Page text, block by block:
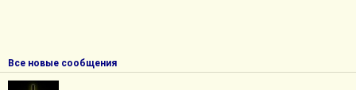
Все новые сообщения